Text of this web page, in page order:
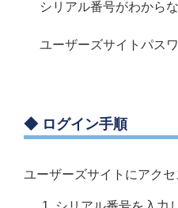
シリアル番号がわから
ユーザーズサイトパス
◆ ログイン手順
ユーザーズサイトにアク